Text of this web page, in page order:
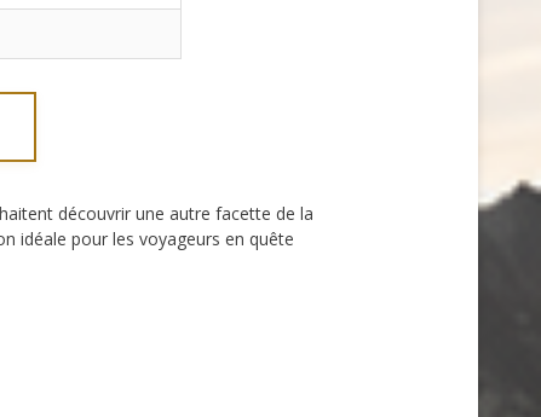
découvrir une autre facette de la
idéale pour les voyageurs en quête